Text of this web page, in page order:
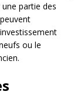
partie des
ou le